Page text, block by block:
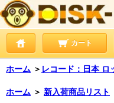
カート
ホーム ＞ レコード：日本 ロ
ホーム ＞ 新入荷商品リスト